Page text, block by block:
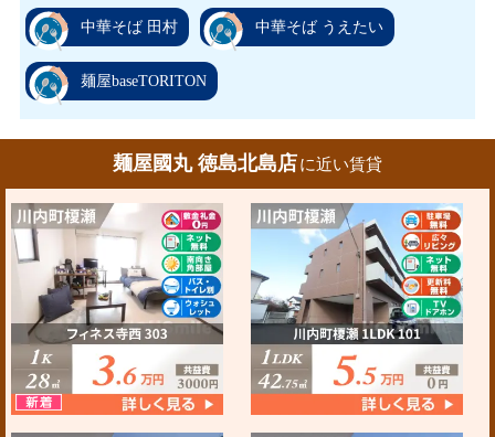
中華そば 田村 中華そば うえたい
麺屋baseTORITON
麺屋國丸 徳島北島店に近い賃貸